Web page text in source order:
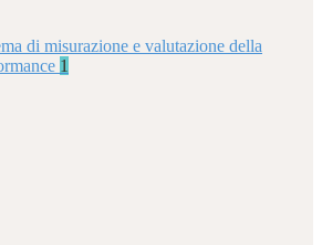
di misurazione e valutazione della
1